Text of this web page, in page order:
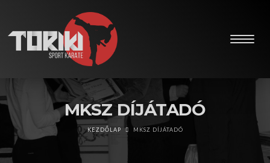
MKSZ DÍJÁTADÓ
KEZDŐLAP MKSZ DÍJÁTADÓ